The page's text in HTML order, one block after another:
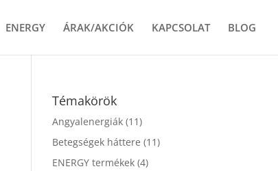
ENERGY ÁRAK/AKCIÓK KAPCSOLAT BLOG
Témakörök
Angyalenergiák (11)
Betegségek háttere (11)
ENERGY termékek (4)